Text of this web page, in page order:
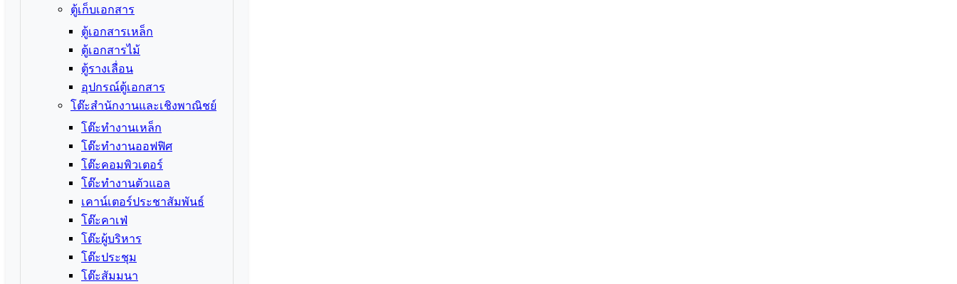
ตู้เก็บเอกสาร
ตู้เอกสารเหล็ก
ตู้เอกสารไม้
ตู้รางเลื่อน
อุปกรณ์ตู้เอกสาร
โต๊ะสำนักงานและเชิงพาณิชย์
โต๊ะทำงานเหล็ก
โต๊ะทำงานออฟฟิศ
โต๊ะคอมพิวเตอร์
โต๊ะทำงานตัวแอล
เคาน์เตอร์ประชาสัมพันธ์
โต๊ะคาเฟ่
โต๊ะผู้บริหาร
โต๊ะประชุม
โต๊ะสัมมนา